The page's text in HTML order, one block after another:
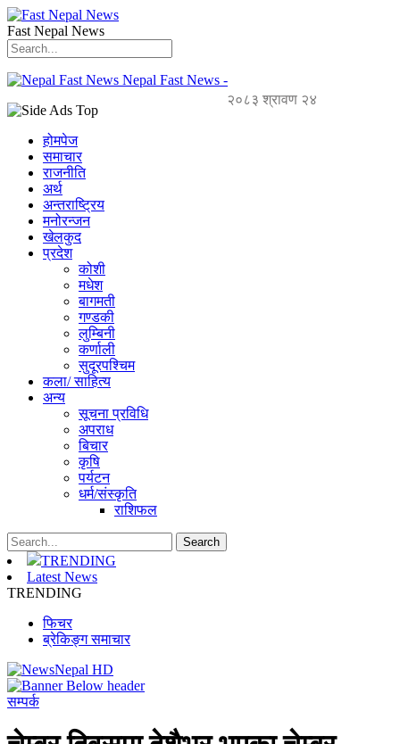
Fast Nepal News
Nepal Fast News -
२०८३ श्रावण २४
होमपेज
समाचार
राजनीति
अर्थ
अन्तराष्ट्रिय
मनोरन्जन
खेलकुद
प्रदेश
कोशी
मधेश
बागमती
गण्डकी
लुम्बिनी
कर्णाली
सुदूरपश्चिम
कला/ साहित्य
अन्य
सूचना प्रविधि
अपराध
बिचार
कृषि
पर्यटन
धर्म/संस्कृति
राशिफल
TRENDING
Latest News
TRENDING
फिचर
ब्रेकिङ्ग समाचार
सम्पर्क